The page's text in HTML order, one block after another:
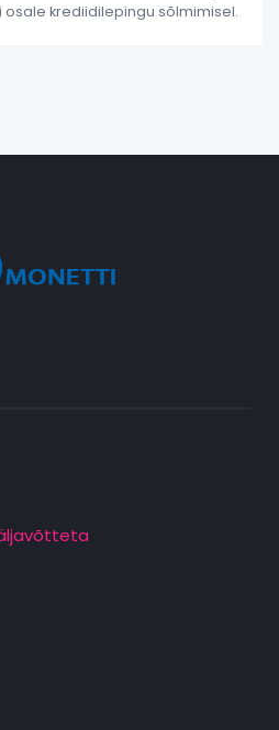
krediidilepingu sõlmimisel.